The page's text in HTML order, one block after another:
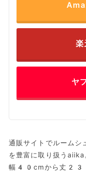
楽
ヤ
通販サイトでルームシ
を豊富に取り扱う
幅40cmから丈